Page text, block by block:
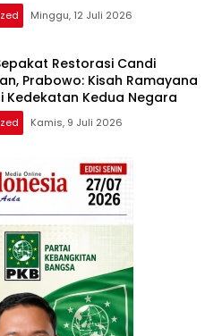
Minggu, 12 Juli 2026
Restorasi Candi
Prabowo: Kisah Ramayana
Kedekatan Kedua Negara
Kamis, 9 Juli 2026